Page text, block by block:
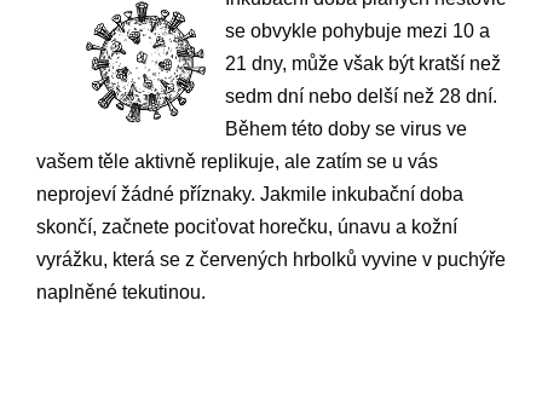
se obvykle pohybuje mezi 10 a
21 dny, může však být kratší než
sedm dní nebo delší než 28 dní.
Během této doby se virus ve
vašem těle aktivně replikuje, ale zatím se u vás
neprojeví žádné příznaky. Jakmile inkubační doba
skončí, začnete pociťovat horečku, únavu a kožní
vyrážku, která se z červených hrbolků vyvine v puchýře
naplněné tekutinou.